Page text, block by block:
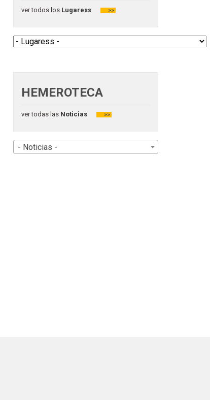
ver todos los Lugaress >>
HEMEROTECA
ver todas las Noticias >>
- Noticias -